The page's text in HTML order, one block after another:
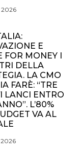
2026
E
FOR MONEY I
DELLA
LA CMO
FARÈ: “TRE
LANCI ENTRO
L’80%
VA AL
2026